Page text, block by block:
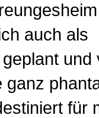
auch als
und
ganz
für